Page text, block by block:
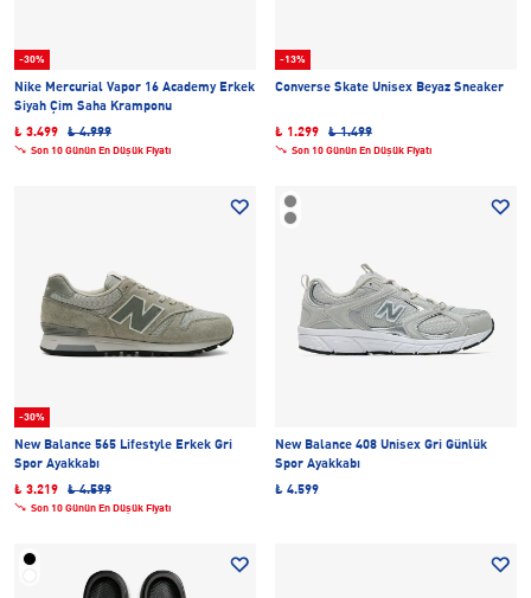
-30%
Nike Mercurial Vapor 16 Academy Erkek
Siyah Çim Saha Kramponu
₺ 3.499
₺ 4.999
Son 10 Günün En Düşük Fiyatı
-13%
Converse Skate Unisex Beyaz Sneaker
₺ 1.299 ₺ 1.499
Son 10 Günün En Düşük Fiyatı
-30%
New Balance 565 Lifestyle Erkek Gri
Spor Ayakkabı
₺ 3.219
₺ 4.599
Son 10 Günün En Düşük Fiyatı
New Balance 408 Unisex Gri Günlük
Spor Ayakkabı
₺ 4.599